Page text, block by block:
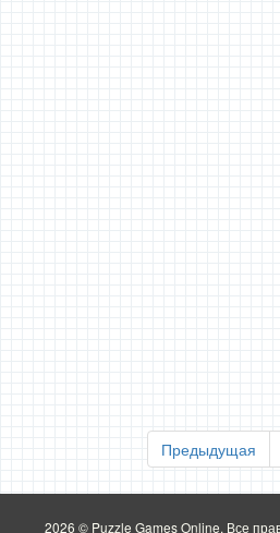
Предыдущая
2026 © Puzzle Games Online. Все